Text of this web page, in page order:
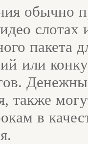
обычно
слотах
пакета
или
также
в